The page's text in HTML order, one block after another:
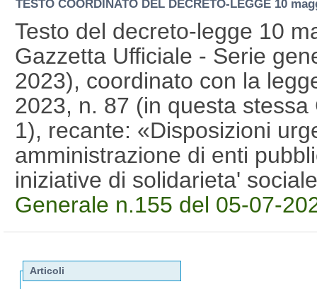
TESTO COORDINATO DEL DECRETO-LEGGE 10
Testo del decreto-legge 10
Gazzetta Ufficiale - Serie
2023), coordinato con la
2023, n. 87 (in questa
1), recante: «Disposizioni
amministrazione di enti
iniziative di solidarieta'
Generale n.155 del 05-07-